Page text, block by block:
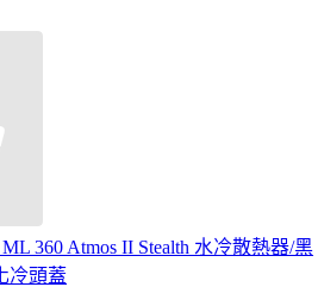
360 Atmos II Stealth 水冷散熱器/黑
冷頭蓋